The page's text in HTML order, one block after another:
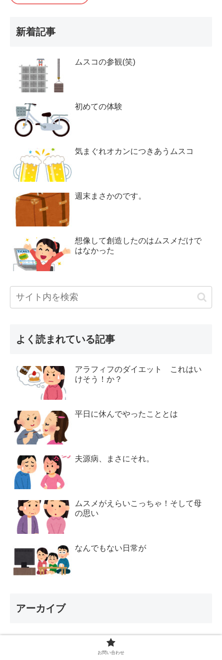
新着記事
ムスコの参観(笑)
初めての体験
気まぐれオカンにつきあうムスコ
週末まさかのです。
想像して創造したのはムスメだけで
はなかった
よく読まれている記事
アラフィフのダイエット これはい
けそう！か？
平日に休んでやったこととは
夫源病、まさにそれ。
ムスメがえらいこっちゃ！そして母
の思い
なんでもない日常が
アーカイブ
お問い合わせ